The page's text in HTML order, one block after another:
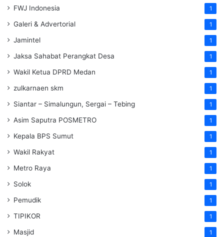
FWJ Indonesia 1
Galeri & Advertorial 1
Jamintel 1
Jaksa Sahabat Perangkat Desa 1
Wakil Ketua DPRD Medan 1
zulkarnaen skm 1
Siantar – Simalungun, Sergai – Tebing 1
Asim Saputra POSMETRO 1
Kepala BPS Sumut 1
Wakil Rakyat 1
Metro Raya 1
Solok 1
Pemudik 1
TIPIKOR 1
Masjid 1